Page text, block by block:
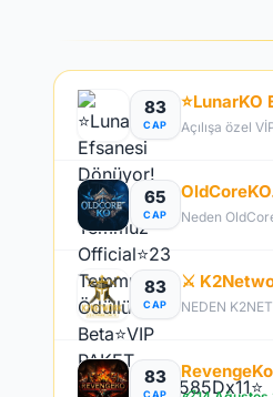
83
CAP
Açılışa özel
65
CAP
83
CAP
⚔️
83
CAP